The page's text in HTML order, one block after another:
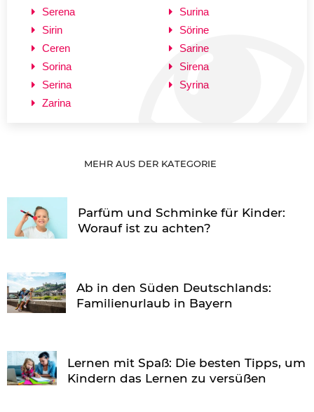
Serena
Sirin
Ceren
Sorina
Serina
Zarina
Surina
Sörine
Sarine
Sirena
Syrina
MEHR AUS DER KATEGORIE
Parfüm und Schminke für Kinder:
Worauf ist zu achten?
Ab in den Süden Deutschlands:
Familienurlaub in Bayern
Lernen mit Spaß: Die besten Tipps, um
Kindern das Lernen zu versüßen